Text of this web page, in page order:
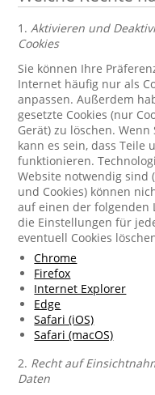
1.Aktivieren und
Cookies
Sie können Ihre
Internet häufig nur als
anpassen. Außerdem
gesetzte Cookies (nur
Gerät) zu löschen.
kann es sein, dass Teile
funktionieren.
Website notwendig sind
und Cookies) können
auf einen der folgenden
die Einstellungen für
eventuell Cookies
Chrome
Firefox
Internet Explorer
Edge
Safari (iOS)
Safari (macOS)
2. Recht auf
Daten